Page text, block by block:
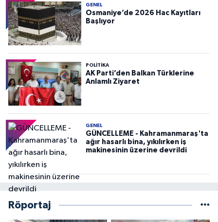
GENEL
Osmaniye’de 2026 Hac Kayıtları
Başlıyor
POLITIKA
AK Parti’den Balkan Türklerine
Anlamlı Ziyaret
GENEL
GÜNCELLEME - Kahramanmaraş'ta
ağır hasarlı bina, yıkılırken iş
makinesinin üzerine devrildi
Röportaj